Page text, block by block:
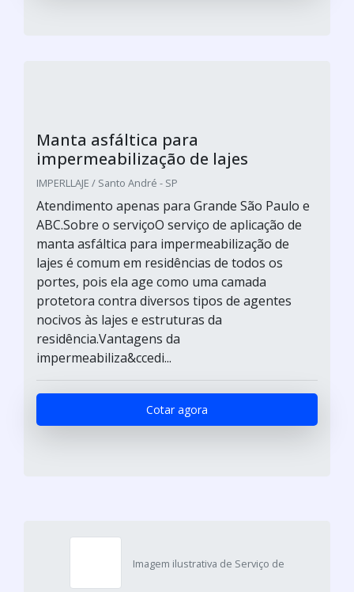
Manta asfáltica para
impermeabilização de lajes
IMPERLLAJE / Santo André - SP
Atendimento apenas para Grande São Paulo e
ABC.Sobre o serviçoO serviço de aplicação de
manta asfáltica para impermeabilização de
lajes é comum em residências de todos os
portes, pois ela age como uma camada
protetora contra diversos tipos de agentes
nocivos às lajes e estruturas da
residência.Vantagens da
impermeabiliza&ccedi...
Cotar agora
Imagem ilustrativa de Serviço de